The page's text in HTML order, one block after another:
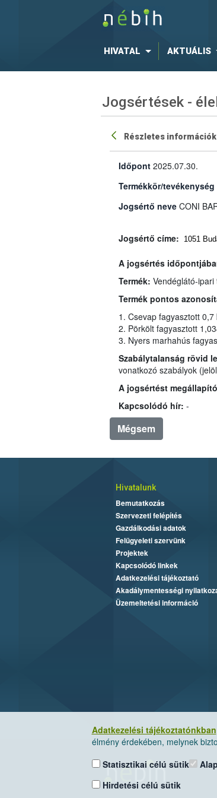
HIVATAL AKTUÁLIS
Jogsértések -
Részletes információk
Időpont 2025.07.30.
Termékkör/tevékenység
Jogsértő neve CONI
Jogsértő címe: 1051
Termék:
Termék pontos
1. Csevap fagyasztott
Szabálytalanság rövid
A jogsértést
Kapcsolódó hír: -
Mégsem
Adatkezelési tájékoztatónkban
élmény érdekében, melynek
Statisztikai célú sütik
Hirdetési célú sütik
Hivatalunk
Bemutatkozás
Szervezeti felépítés
Gazdálkodási adatok
Felügyeleti szervünk
Projektek
Kapcsolódó linkek
Adatkezelési tájékoztató
Akadálymentességi
Üzemeltetési információ